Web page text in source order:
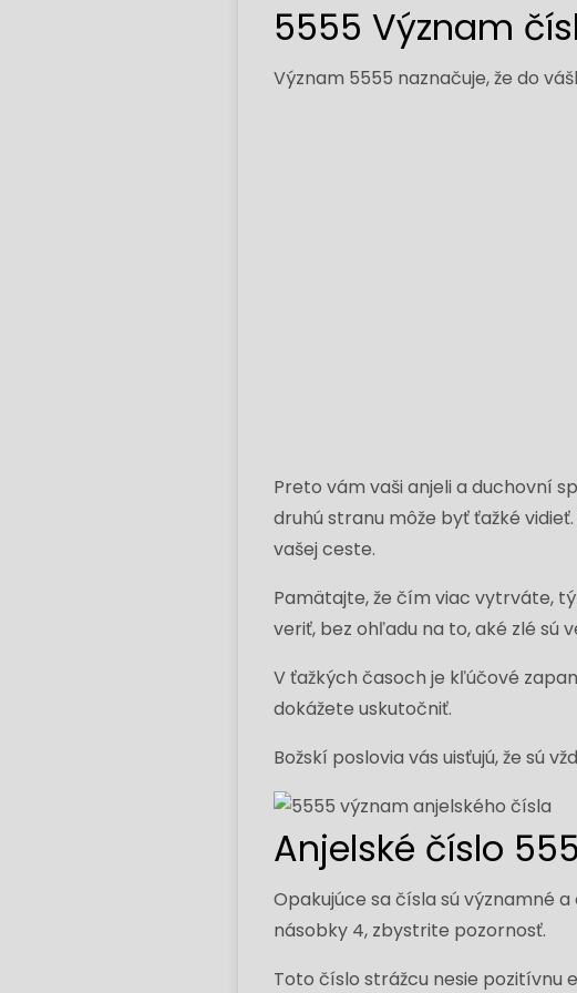
5555 Význam
Význam 5555 naznačuje, že do
Preto vám vaši anjeli a duchovní
druhú stranu môže byť ťažké
vašej ceste.
Pamätajte, že čím viac vytrváte,
veriť, bez ohľadu na to, aké zlé sú
V ťažkých časoch je kľúčové
dokážete uskutočniť.
Božskí poslovia vás uisťujú, že sú
Anjelské číslo
Opakujúce sa čísla sú významné
násobky 4, zbystrite pozornosť.
Toto číslo strážcu nesie pozitívnu